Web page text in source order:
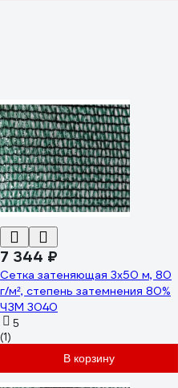
7 344 ₽
Сетка затеняющая 3x50 м, 80
г/м², степень затемнения 80%
ЧЗМ 3040
5
(1)
В корзину